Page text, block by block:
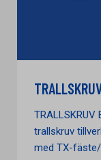
TRALLSKRUV
trallskruv
med TX-fäste/